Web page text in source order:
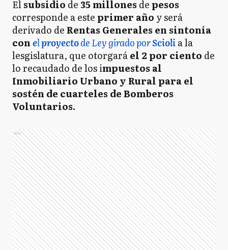
Elsubsidio de35 millones de pesos
corresponde a este primer año y será
derivado de Rentas Generales en sintonía
conelproyectode Ley girado porSciolia la
lesgislatura, que otorgaráel 2 por ciento de
lo recaudado de los impuestos al
Inmobiliario Urbano y Rural para el
sostén de cuarteles de Bomberos
Voluntarios.
Ads